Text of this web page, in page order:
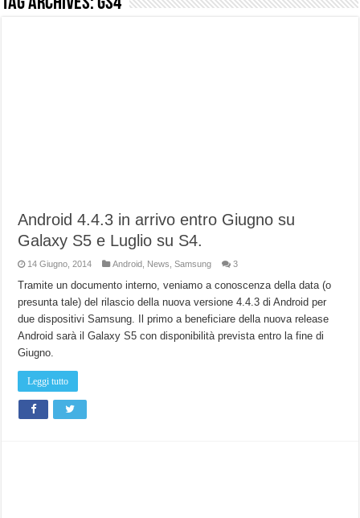
Android 4.4.3 in arrivo entro Giugno su
Galaxy S5 e Luglio su S4.
14 Giugno, 2014 Android News ,Samsung 3
Tramite un documento interno, veniamo a conoscenza della data (o
presunta tale) del rilascio della nuova versione 4.4.3 di Android per
due dispositivi Samsung. Il primo a beneficiare della nuova release
Android sarà il Galaxy S5 con disponibilità prevista entro la fine di
Giugno.
Leggi tutto